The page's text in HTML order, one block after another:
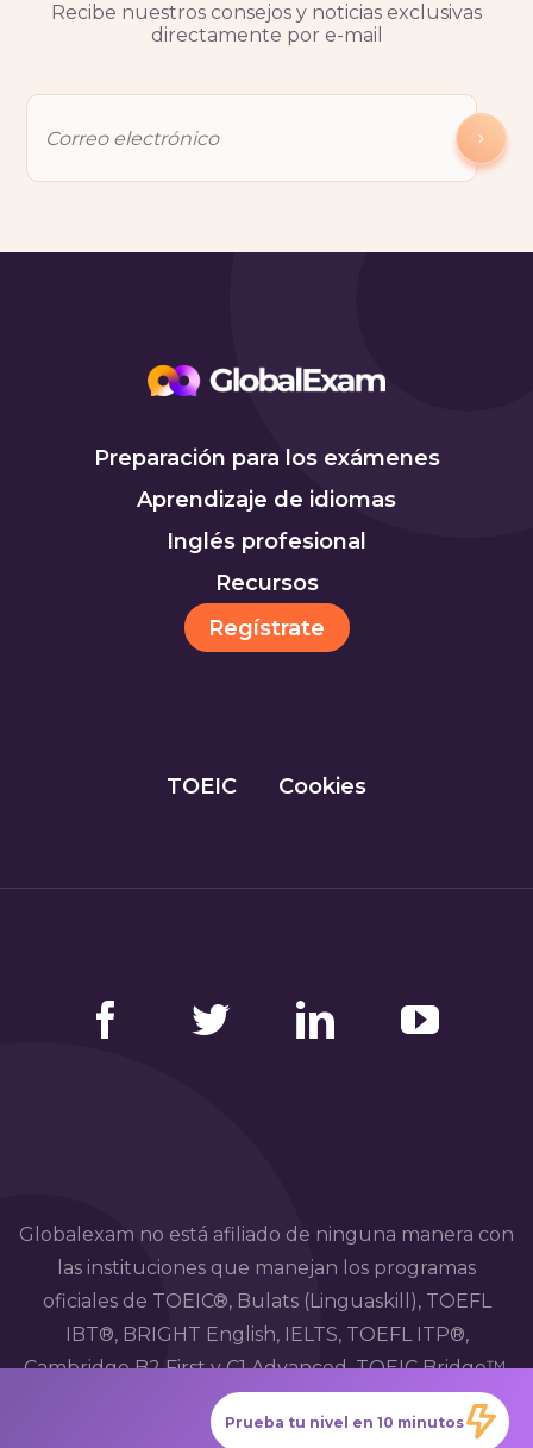
Prueba tu nivel en 10 minutos
Recibe nuestros consejos y noticias exclusivas
directamente por e-mail
Preparación para los exámenes
Aprendizaje de idiomas
Inglés profesional
Recursos
Regístrate
TOEIC Cookies
Globalexam no está afiliado de ninguna manera con
las instituciones que manejan los programas
oficiales de TOEIC®, Bulats (Linguaskill), TOEFL
IBT®, BRIGHT English, IELTS, TOEFL ITP®,
Cambridge B2 First y C1 Advanced, TOEIC Bridge™,
HSK®, BRIGHT Español, DELE, DELF, TCF, BRIGHT
Deutsch y WiDaF.